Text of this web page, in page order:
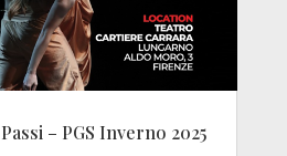
– PGS Inverno 2025